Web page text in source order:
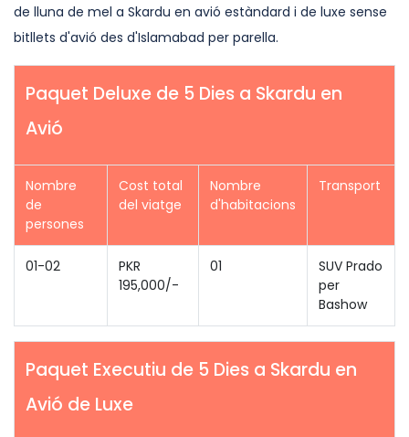
de lluna de mel a Skardu en avió estàndard i de luxe sense
bitllets d'avió des d'Islamabad per parella.
Paquet Deluxe de 5 Dies a Skardu en
Avió
Nombre
de
persones
Cost total
del viatge
Nombre
d'habitacions
Transport
01-02
PKR
195,000/-
01
SUV Prado
per
Bashow
Paquet Executiu de 5 Dies a Skardu en
Avió de Luxe